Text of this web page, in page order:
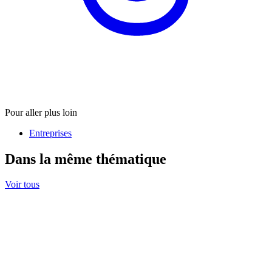
Pour aller plus loin
Entreprises
Dans la même thématique
Voir tous